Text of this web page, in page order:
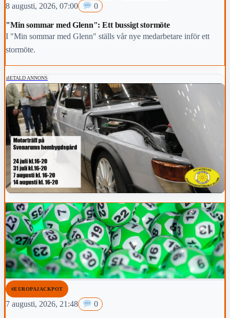
8 augusti, 2026, 07:00 0
"Min sommar med Glenn": Ett bussigt stormöte
I "Min sommar med Glenn" ställs vår nye medarbetare inför ett
stormöte.
BETALD ANNONS
#EUROPAJACKPOT
7 augusti, 2026, 21:48 0